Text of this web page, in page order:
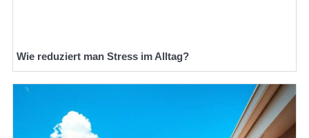
Wie reduziert man Stress im Alltag?